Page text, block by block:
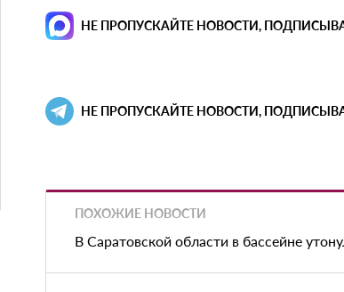
НЕ ПРОПУСКАЙТЕ НОВОСТИ,
НЕ ПРОПУСКАЙТЕ НОВОСТИ,
ПОХОЖИЕ НОВОСТИ
В Саратовской области в бассейне